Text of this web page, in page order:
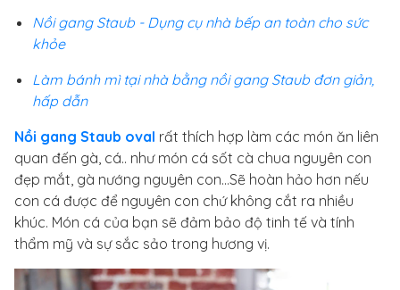
Nồi gang Staub - Dụng cụ nhà bếp an toàn cho sức
khỏe
Làm bánh mì tại nhà bằng nồi gang Staub đơn giản,
hấp dẫn
Nồi gang Staub oval rất thích hợp làm các món ăn liên
quan đến gà, cá.. như món cá sốt cà chua nguyên con
đẹp mắt, gà nướng nguyên con...Sẽ hoàn hảo hơn nếu
con cá được để nguyên con chứ không cắt ra nhiều
khúc. Món cá của bạn sẽ đảm bảo độ tinh tế và tính
thẩm mỹ và sự sắc sảo trong hương vị.